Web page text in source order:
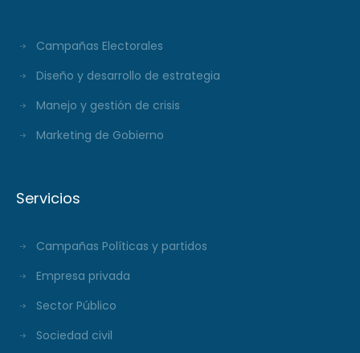
Campañas Electorales
Diseño y desarrollo de estrategia
Manejo y gestión de crisis
Marketing de Gobierno
Servicios
Campañas Políticas y partidos
Empresa privada
Sector Público
Sociedad civil